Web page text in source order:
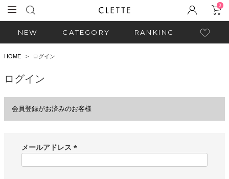
0
NEW CATEGORY RANKING
HOME ログイン
ログイン
会員登録がお済みのお客様
メールアドレス